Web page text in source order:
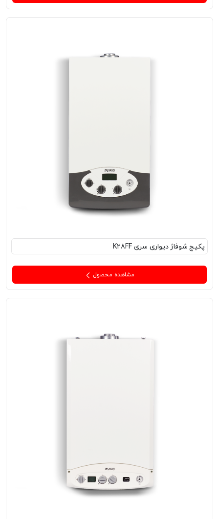
پکیج‌ شوفاژ دیواری سری K28FF
مشاهده محصول